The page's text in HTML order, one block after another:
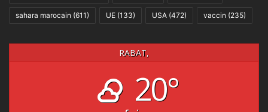
sahara marocain (611) UE (133) USA (472) vaccin (235)
RABAT,
20°